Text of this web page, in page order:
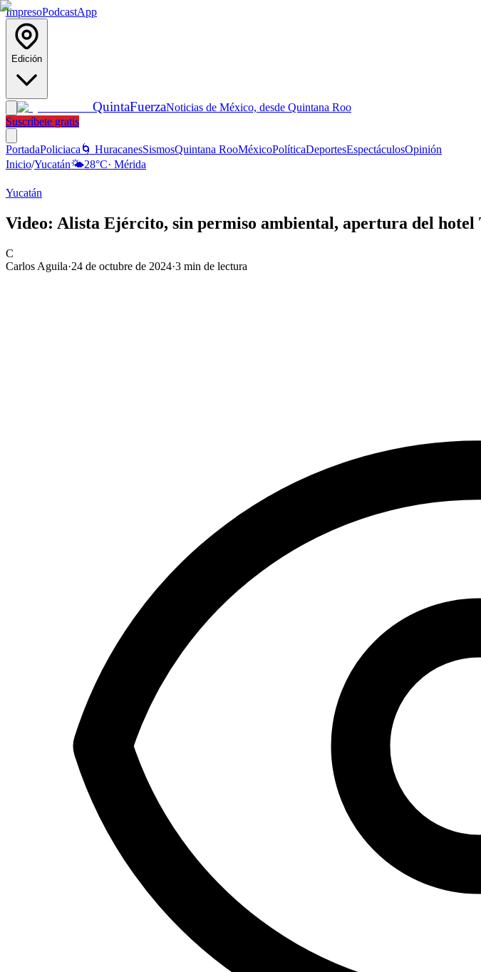
ImpresoPodcastApp
Edición
QuintaFuerzaNoticias de México, desde Quintana Roo
Suscríbete gratis
PortadaPoliciaca 🌀 HuracanesSismosQuintana RooMéxicoPolíticaDeportesEspectáculosOpinión
Inicio/Yucatán🌤️28°C· Mérida
Yucatán
Video: Alista Ejército, sin permiso ambiental, apertura del hotel
C
Carlos Aguila·24 de octubre de 2024·3 min de lectura